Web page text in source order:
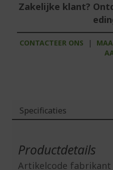
Zakelijke klant?
CONTACTEER ONS |
Specificaties
Productdetails
Artikelcode fabrikant